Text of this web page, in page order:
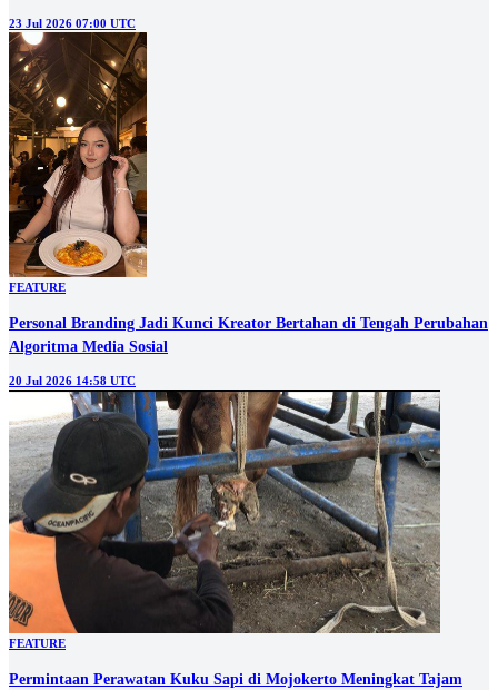
23 Jul 2026 07:00 UTC
FEATURE
Personal Branding Jadi Kunci Kreator Bertahan di Tengah Perubahan
Algoritma Media Sosial
20 Jul 2026 14:58 UTC
FEATURE
Permintaan Perawatan Kuku Sapi di Mojokerto Meningkat Tajam